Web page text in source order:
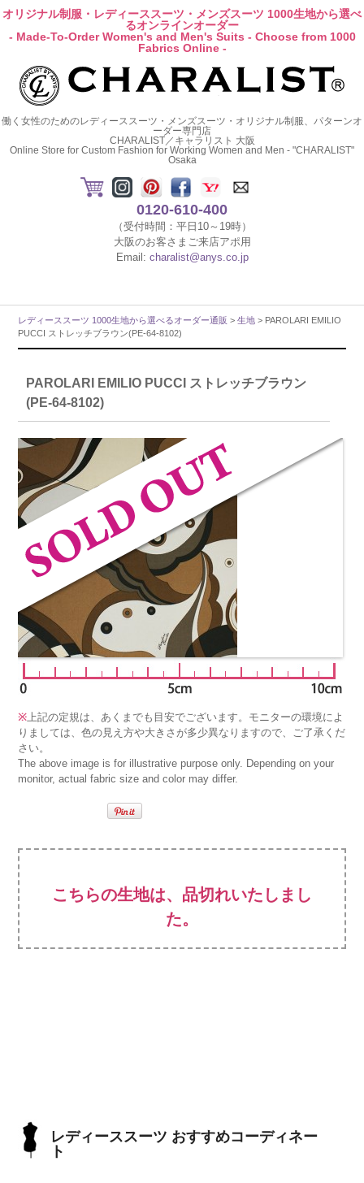
オリジナル制服・レディーススーツ・メンズスーツ 1000生地から選べ
るオンラインオーダー
- Made-To-Order Women's and Men's Suits - Choose from 1000
Fabrics Online -
働く女性のためのレディーススーツ・メンズスーツ・オリジナル制服、パターンオ
ーダー専門店
CHARALIST／キャラリスト 大阪
Online Store for Custom Fashion for Working Women and Men - "CHARALIST"
Osaka
0120-610-400
（受付時間：平日10～19時）
大阪のお客さまご来店アポ用
Email: charalist@anys.co.jp
レディーススーツ 1000生地から選べるオーダー通販 >生地 > PAROLARI EMILIO
PUCCI ストレッチブラウン(PE-64-8102)
PAROLARI EMILIO PUCCI ストレッチブラウン
(PE-64-8102)
※上記の定規は、あくまでも目安でございます。モニターの環境によ
りましては、色の見え方や大きさが多少異なりますので、ご了承くだ
さい。
The above image is for illustrative purpose only. Depending on your
monitor, actual fabric size and color may differ.
こちらの生地は、品切れいたしまし
た。
レディーススーツ おすすめコーディネー
ト